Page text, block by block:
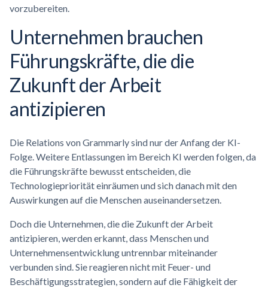
vorzubereiten.
Unternehmen brauchen
Führungskräfte, die die
Zukunft der Arbeit
antizipieren
Die Relations von Grammarly sind nur der Anfang der KI-
Folge. Weitere Entlassungen im Bereich KI werden folgen, da
die Führungskräfte bewusst entscheiden, die
Technologiepriorität einräumen und sich danach mit den
Auswirkungen auf die Menschen auseinandersetzen.
Doch die Unternehmen, die die Zukunft der Arbeit
antizipieren, werden erkannt, dass Menschen und
Unternehmensentwicklung untrennbar miteinander
verbunden sind. Sie reagieren nicht mit Feuer- und
Beschäftigungsstrategien, sondern auf die Fähigkeit der